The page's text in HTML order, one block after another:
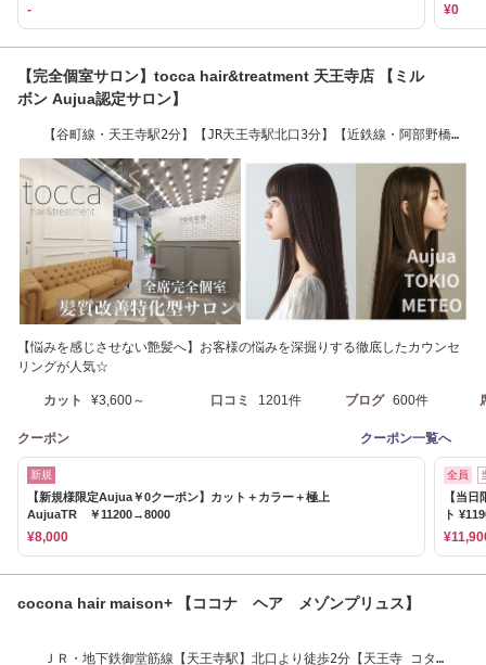
- ¥0
【完全個室サロン】tocca hair&treatment 天王寺店 【ミル
ボン Aujua認定サロン】
【谷町線・天王寺駅2分】【JR天王寺駅北口3分】【近鉄線・阿部野橋駅
【悩みを感じさせない艶髪へ】お客様の悩みを深掘りする徹底したカウンセ
リングが人気☆
カット ¥3,600～ 口コミ 1201件 ブログ 600件
クーポン クーポン一覧へ
新規
【新規様限定Aujua￥0クーポン】カット＋カラー＋極上
AujuaTR ￥11200→8000
¥8,000
全員
【当
ト
cocona hair maison+ 【ココナ ヘア メゾンプリュス】
ＪＲ・地下鉄御堂筋線【天王寺駅】北口より徒歩2分【天王寺 コタ